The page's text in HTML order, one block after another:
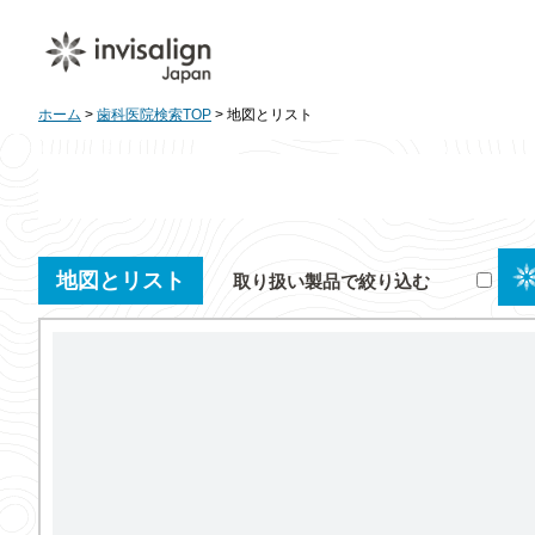
ホーム > 歯科医院検索TOP > 地図とリスト
地図とリスト 取り扱い製品で絞り込む